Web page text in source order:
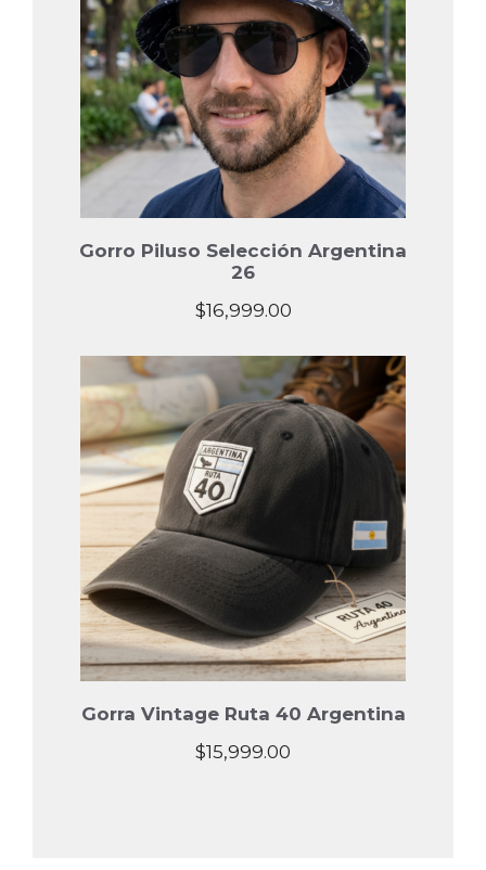
Gorro Piluso Selección Argentina
26
$16,999.00
Gorra Vintage Ruta 40 Argentina
$15,999.00